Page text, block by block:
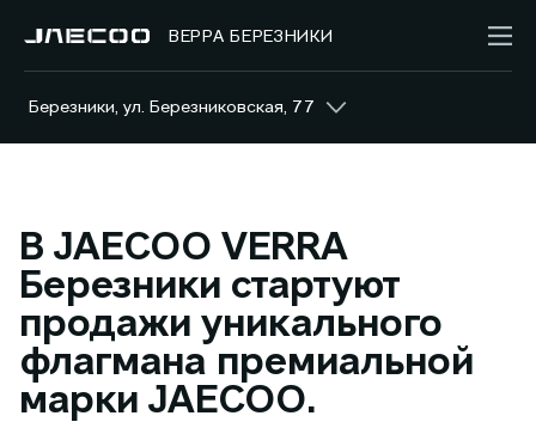
ВЕРРА БЕРЕЗНИКИ
Березники, ул. Березниковская, 77
В JAECOO VERRA
Березники стартуют
продажи уникального
флагмана премиальной
марки JAECOO.